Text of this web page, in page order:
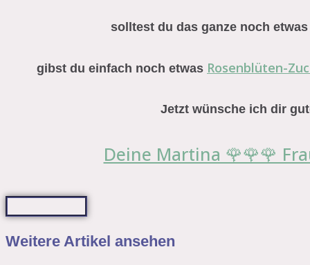
solltest du das ganze noch
gibst du einfach noch etwas Rosenblüten-
Jetzt wünsche ich dir
Deine Martina 🌹🌹🌹
Weitere Artikel ansehen